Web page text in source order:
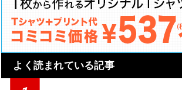
よく読まれている記事